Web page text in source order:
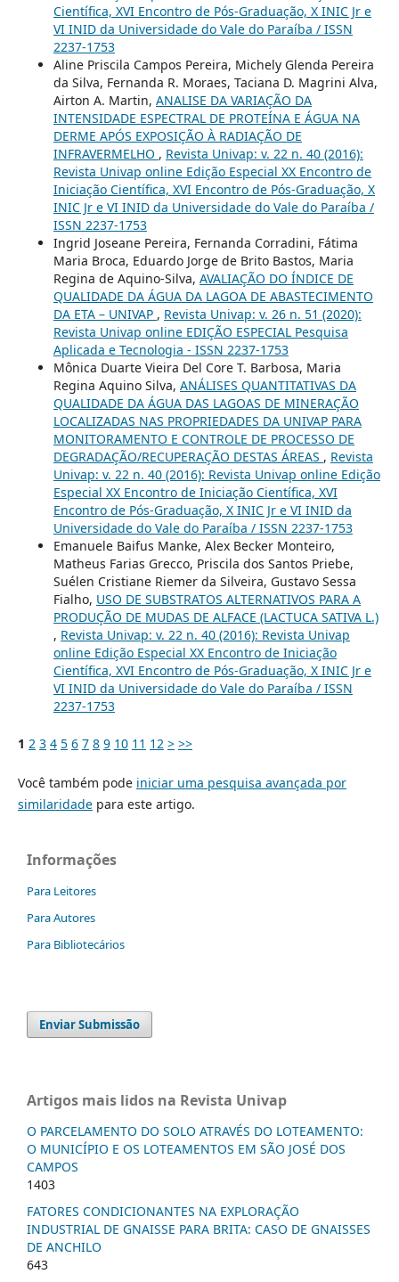
Científica, XVI Encontro de Pós-Graduação, X INIC Jr e
VI INID da Universidade do Vale do Paraíba / ISSN
2237-1753
Aline Priscila Campos Pereira, Michely Glenda Pereira
da Silva, Fernanda R. Moraes, Taciana D. Magrini Alva,
Airton A. Martin, ANALISE DA VARIAÇÃO DA
INTENSIDADE ESPECTRAL DE PROTEÍNA E ÁGUA NA
DERME APÓS EXPOSIÇÃO À RADIAÇÃO DE
INFRAVERMELHO , Revista Univap: v. 22 n. 40 (2016):
Revista Univap online Edição Especial XX Encontro de
Iniciação Científica, XVI Encontro de Pós-Graduação, X
INIC Jr e VI INID da Universidade do Vale do Paraíba /
ISSN 2237-1753
Ingrid Joseane Pereira, Fernanda Corradini, Fátima
Maria Broca, Eduardo Jorge de Brito Bastos, Maria
Regina de Aquino-Silva, AVALIAÇÃO DO ÍNDICE DE
QUALIDADE DA ÁGUA DA LAGOA DE ABASTECIMENTO
DA ETA – UNIVAP , Revista Univap: v. 26 n. 51 (2020):
Revista Univap online EDIÇÃO ESPECIAL Pesquisa
Aplicada e Tecnologia - ISSN 2237-1753
Mônica Duarte Vieira Del Core T. Barbosa, Maria
Regina Aquino Silva, ANÁLISES QUANTITATIVAS DA
QUALIDADE DA ÁGUA DAS LAGOAS DE MINERAÇÃO
LOCALIZADAS NAS PROPRIEDADES DA UNIVAP PARA
MONITORAMENTO E CONTROLE DE PROCESSO DE
DEGRADAÇÃO/RECUPERAÇÃO DESTAS ÁREAS , Revista
Univap: v. 22 n. 40 (2016): Revista Univap online Edição
Especial XX Encontro de Iniciação Científica, XVI
Encontro de Pós-Graduação, X INIC Jr e VI INID da
Universidade do Vale do Paraíba / ISSN 2237-1753
Emanuele Baifus Manke, Alex Becker Monteiro,
Matheus Farias Grecco, Priscila dos Santos Priebe,
Suélen Cristiane Riemer da Silveira, Gustavo Sessa
Fialho, USO DE SUBSTRATOS ALTERNATIVOS PARA A
PRODUÇÃO DE MUDAS DE ALFACE (LACTUCA SATIVA L.)
, Revista Univap: v. 22 n. 40 (2016): Revista Univap
online Edição Especial XX Encontro de Iniciação
Científica, XVI Encontro de Pós-Graduação, X INIC Jr e
VI INID da Universidade do Vale do Paraíba / ISSN
2237-1753
1 2 3 4 5 6 7 8 9 10 11 12 > >>
Você também pode iniciar uma pesquisa avançada por
similaridadepara este artigo.
Informações
Para Leitores
Para Autores
Para Bibliotecários
Enviar Submissão
Artigos mais lidos na Revista Univap
O PARCELAMENTO DO SOLO ATRAVÉS DO LOTEAMENTO:
O MUNICÍPIO E OS LOTEAMENTOS EM SÃO JOSÉ DOS
CAMPOS
1403
FATORES CONDICIONANTES NA EXPLORAÇÃO
INDUSTRIAL DE GNAISSE PARA BRITA: CASO DE GNAISSES
DE ANCHILO
643